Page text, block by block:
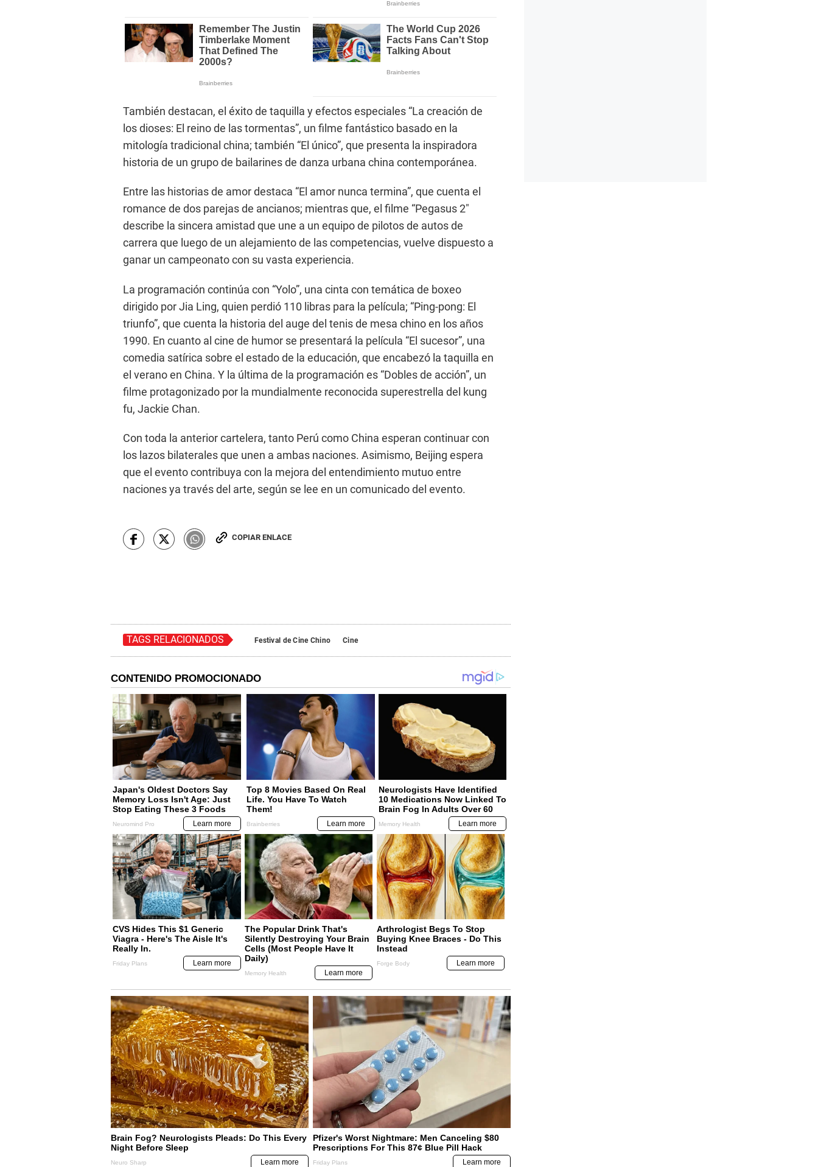
También destacan, el éxito de taquilla y efectos especiales “La creación de
los dioses: El reino de las tormentas”, un filme fantástico basado en la
mitología tradicional china; también “El único”, que presenta la inspiradora
historia de un grupo de bailarines de danza urbana china contemporánea.
Entre las historias de amor destaca “El amor nunca termina”, que cuenta el
romance de dos parejas de ancianos; mientras que, el filme “Pegasus 2″
describe la sincera amistad que une a un equipo de pilotos de autos de
carrera que luego de un alejamiento de las competencias, vuelve dispuesto a
ganar un campeonato con su vasta experiencia.
La programación continúa con “Yolo”, una cinta con temática de boxeo
dirigido por Jia Ling, quien perdió 110 libras para la película; “Ping-pong: El
triunfo”, que cuenta la historia del auge del tenis de mesa chino en los años
1990. En cuanto al cine de humor se presentará la película “El sucesor”, una
comedia satírica sobre el estado de la educación, que encabezó la taquilla en
el verano en China. Y la última de la programación es “Dobles de acción”, un
filme protagonizado por la mundialmente reconocida superestrella del kung
fu, Jackie Chan.
Con toda la anterior cartelera, tanto Perú como China esperan continuar con
los lazos bilaterales que unen a ambas naciones. Asimismo, Beijing espera
que el evento contribuya con la mejora del entendimiento mutuo entre
naciones ya través del arte, según se lee en un comunicado del evento.
COPIAR ENLACE
TAGS RELACIONADOS Festival de Cine Chino Cine